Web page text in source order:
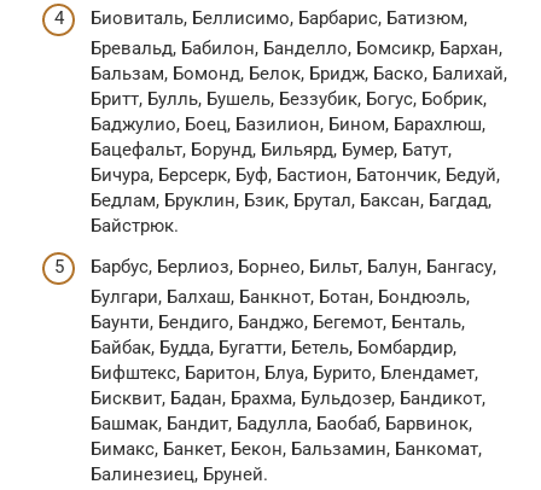
Биовиталь, Беллисимо, Барбарис, Батизюм,
Бревальд, Бабилон, Банделло, Бомсикр, Бархан,
Бальзам, Бомонд, Белок, Бридж, Баско, Балихай,
Бритт, Булль, Бушель, Беззубик, Богус, Бобрик,
Баджулио, Боец, Базилион, Бином, Барахлюш,
Бацефальт, Борунд, Бильярд, Бумер, Батут,
Бичура, Берсерк, Буф, Бастион, Батончик, Бедуй,
Бедлам, Бруклин, Бзик, Брутал, Баксан, Багдад,
Байстрюк.
Барбус, Берлиоз, Борнео, Бильт, Балун, Бангасу,
Булгари, Балхаш, Банкнот, Ботан, Бондюэль,
Баунти, Бендиго, Банджо, Бегемот, Бенталь,
Байбак, Будда, Бугатти, Бетель, Бомбардир,
Бифштекс, Баритон, Блуа, Бурито, Блендамет,
Бисквит, Бадан, Брахма, Бульдозер, Бандикот,
Башмак, Бандит, Бадулла, Баобаб, Барвинок,
Бимакс, Банкет, Бекон, Бальзамин, Банкомат,
Балинезиец, Бруней.